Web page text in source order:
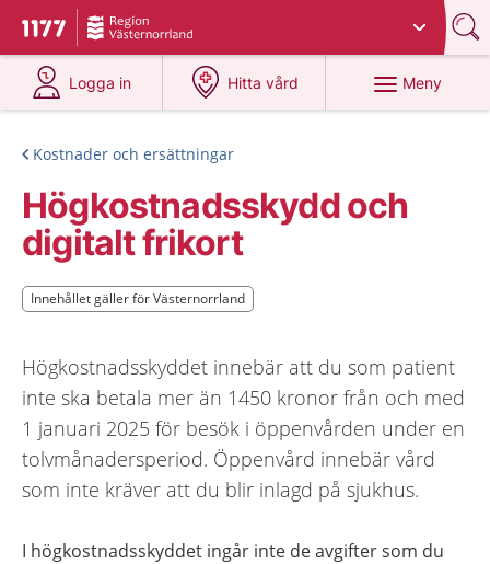
Till startsidan för 1177
Du har valt region
Logga in
på 1177.se
Hitta vård
på 1177.se
Meny
Kostnader och ersättningar
Högkostnadsskydd och
digitalt frikort
Innehållet gäller för Västernorrland
Innehållet gäller för Västernorrland
Högkostnadsskyddet innebär att du som patient
inte ska betala mer än 1450 kronor från och med
1 januari 2025 för besök i öppenvården under en
tolvmånadersperiod. Öppenvård innebär vård
som inte kräver att du blir inlagd på sjukhus.
I högkostnadsskyddet ingår inte de avgifter som du